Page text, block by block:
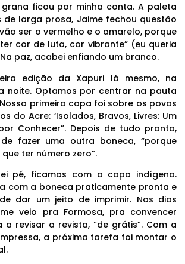
ficou por minha conta. A paleta
de larga prosa, Jaime fechou questão
ser o vermelho e o amarelo, porque
cor de luta, cor vibrante” (eu queria
paz, acabei enfiando um branco.
edição da Xapuri lá mesmo, na
noite. Optamos por centrar na pauta
primeira capa foi sobre os povos
do Acre: ‘Isolados, Bravos, Livres: Um
Conhecer”. Depois de tudo pronto,
fazer uma outra boneca, “porque
ter número zero”.
pé, ficamos com a capa indígena.
com a boneca praticamente pronta e
dar um jeito de imprimir. Nos dias
veio pra Formosa, pra convencer
a revisar a revista, “de grátis”. Com a
a próxima tarefa foi montar o